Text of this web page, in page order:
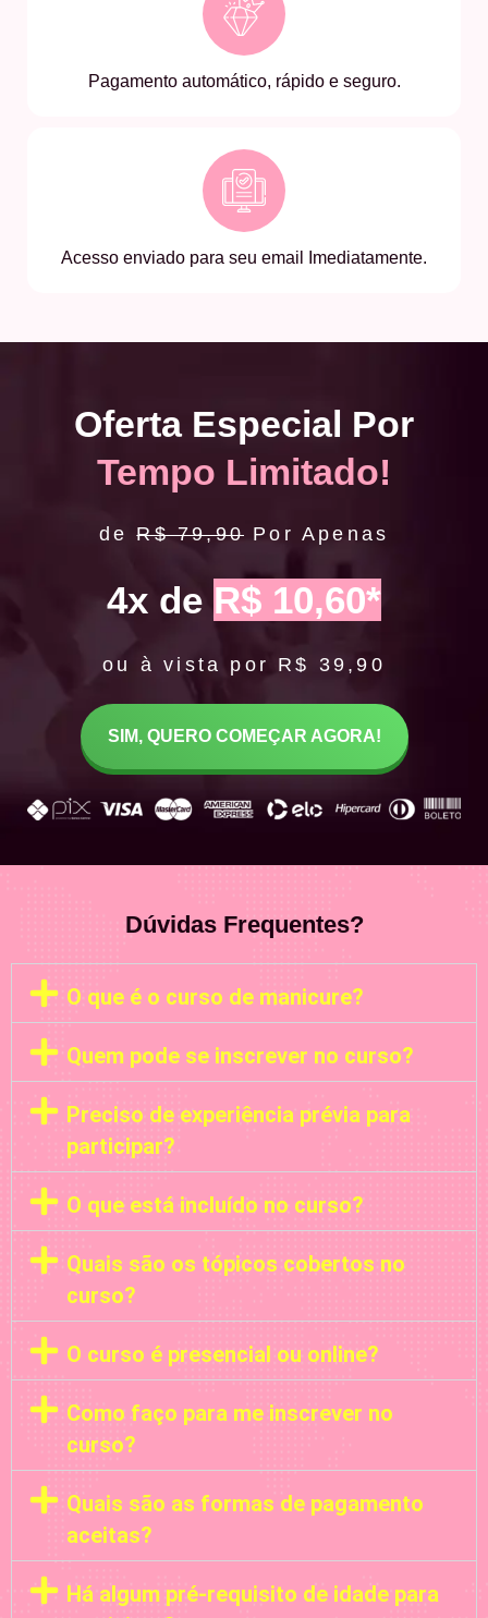
Pagamento automático, rápido e seguro.
Acesso enviado para seu email Imediatamente.
Oferta Especial Por
Tempo Limitado!
deR$ 79,90 Por Apenas
4x de R$ 10,60*
ou à vista por R$ 39,90
SIM, QUERO COMEÇAR AGORA!
Dúvidas Frequentes?
O que é o curso de manicure?
Quem pode se inscrever no curso?
Preciso de experiência prévia para
participar?
O que está incluído no curso?
Quais são os tópicos cobertos no
curso?
O curso é presencial ou online?
Como faço para me inscrever no
curso?
Quais são as formas de pagamento
aceitas?
Há algum pré-requisito de idade para